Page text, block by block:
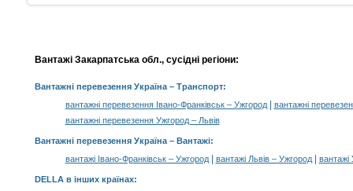
Вантажі Закарпатська обл., сусідні регіони:
Вантажні перевезення Україна– Транспорт:
вантажні перевезення Івано-Франківськ – Ужгород|
вантажні
вантажні перевезення Ужгород – Львів
Вантажні перевезення Україна – Вантажі:
вантажі Івано-Франківськ – Ужгород| вантажі Львів – Ужгород| вантажі
DELLA в інших країнах: